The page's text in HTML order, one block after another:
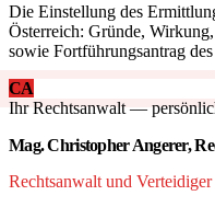
Die Einstellung des
Österreich: Gründe,
sowie Fortführungsantrag
CA
Ihr Rechtsanwalt —
Mag. Christopher Angerer,
Rechtsanwalt und Verteidiger